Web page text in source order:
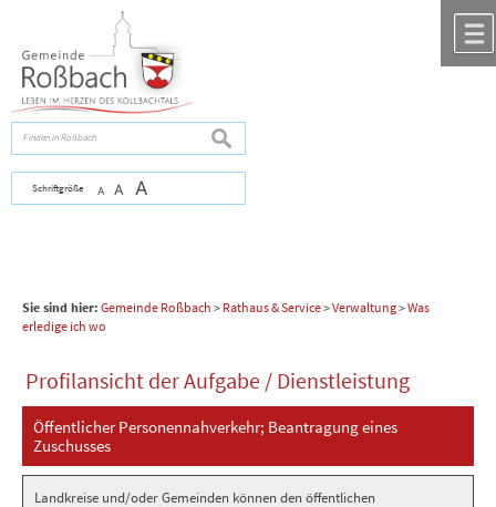
zur Navigation
Schriftgröße A A A
suchen
Sie sind hier: Gemeinde Roßbach > Rathaus & Service>Verwaltung>Was
erledige ich wo
Profilansicht der Aufgabe / Dienstleistung
Öffentlicher Personennahverkehr; Beantragung eines
Zuschusses
Landkreise und/oder Gemeinden können den öffentlichen